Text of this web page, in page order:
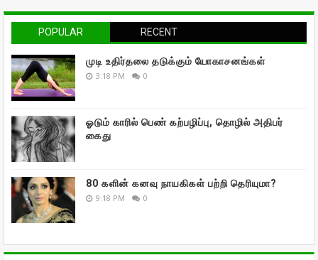
POPULAR RECENT
முடி உதிர்தலை தடுக்கும் யோகாசனங்கள்
3:18 PM 0
ஓடும் காரில் பெண் கற்பழிப்பு, தொழில் அதிபர்
கைது
80 களின் கனவு நாயகிகள் பற்றி தெரியுமா?
9:18 PM 0